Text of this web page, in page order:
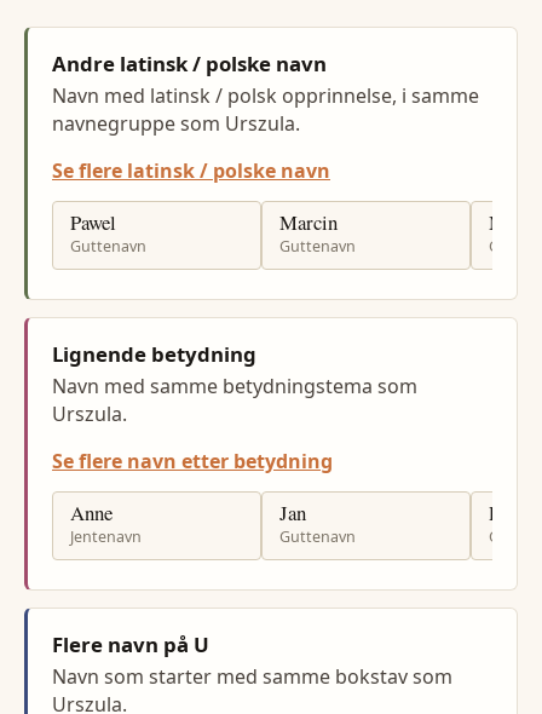
Andre latinsk / polske navn
Navn med latinsk / polsk opprinnelse, i samme
navnegruppe som Urszula.
Se flere latinsk / polske navn
Pawel
Guttenavn
Marcin
Guttenavn
Lignende betydning
Navn med samme betydningstema som
Urszula.
Se flere navn etter betydning
Anne
Jentenavn
Jan
Guttenavn
Per
Flere navn på U
Navn som starter med samme bokstav som
Urszula.